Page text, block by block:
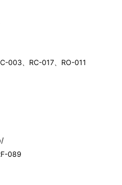
003、RC-017、RO-011
089